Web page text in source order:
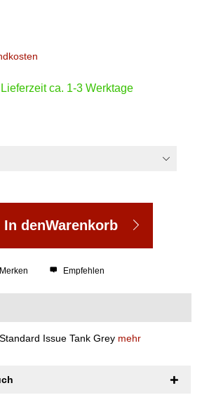
ca. 1-3 Werktage
In denWarenkorb
Merken Empfehlen
Issue Tank Grey mehr